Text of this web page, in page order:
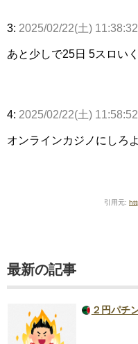
3: 2025/02/22(土)
あと少しで25日 5スロい
4: 2025/02/22(土)
オンラインカジノにしろ
引用元:
最新の記事
２円パチ